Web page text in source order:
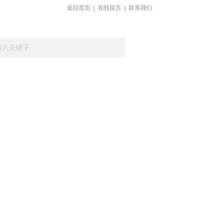
返回首页 在线留言 联系我们